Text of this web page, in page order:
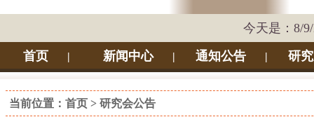
今天是：8/
首页
| 新闻中心 | 通知公告 | 研
当前位置： 首页 > 研究会公告